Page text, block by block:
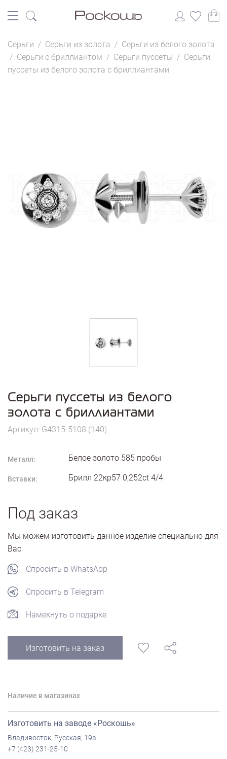
Серьги / Серьги из золота / Серьги из белого золота
/ Серьги с бриллиантом / Серьги пуссеты / Серьги
пуссеты из белого золота с бриллиантами
Серьги пуссеты из белого
золота с бриллиантами
Артикул: G4315-5108 (140)
Металл: Белое золото 585 пробы
Вставки: Брилл 22кр57 0,252ct 4/4
Под заказ
Мы можем изготовить данное изделие специально для
Вас
Спросить в WhatsApp
Спросить в Telegram
Намекнуть о подарке
Изготовить на заказ
Наличие в магазинах
Изготовить на заводе «Роскошь»
Владивосток, Русская, 19а
+7 (423) 231-25-10